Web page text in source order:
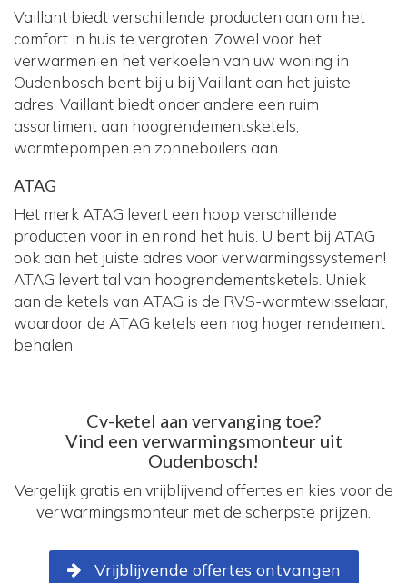
Vaillant biedt verschillende producten aan om het
comfort in huis te vergroten. Zowel voor het
verwarmen en het verkoelen van uw woning in
Oudenbosch bent bij u bij Vaillant aan het juiste
adres. Vaillant biedt onder andere een ruim
assortiment aan hoogrendementsketels,
warmtepompen en zonneboilers aan.
ATAG
Het merk ATAG levert een hoop verschillende
producten voor in en rond het huis. U bent bij ATAG
ook aan het juiste adres voor verwarmingssystemen!
ATAG levert tal van hoogrendementsketels. Uniek
aan de ketels van ATAG is de RVS-warmtewisselaar,
waardoor de ATAG ketels een nog hoger rendement
behalen.
Cv-ketel aan vervanging toe?
Vind een verwarmingsmonteur uit
Oudenbosch!
Vergelijk gratis en vrijblijvend offertes en kies voor de
verwarmingsmonteur met de scherpste prijzen.
Vrijblijvende offertes ontvangen